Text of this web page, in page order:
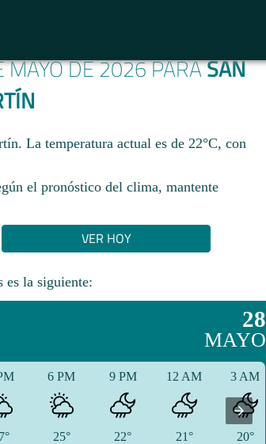
MAYO DE 2026 PARASAN
La temperatura actual es de 22°C, con
el pronóstico del clima, mantente
VER HOY
es la siguiente:
28
MAYO
6 PM
25°
9 PM
22°
12 AM
21°
3 AM
20°